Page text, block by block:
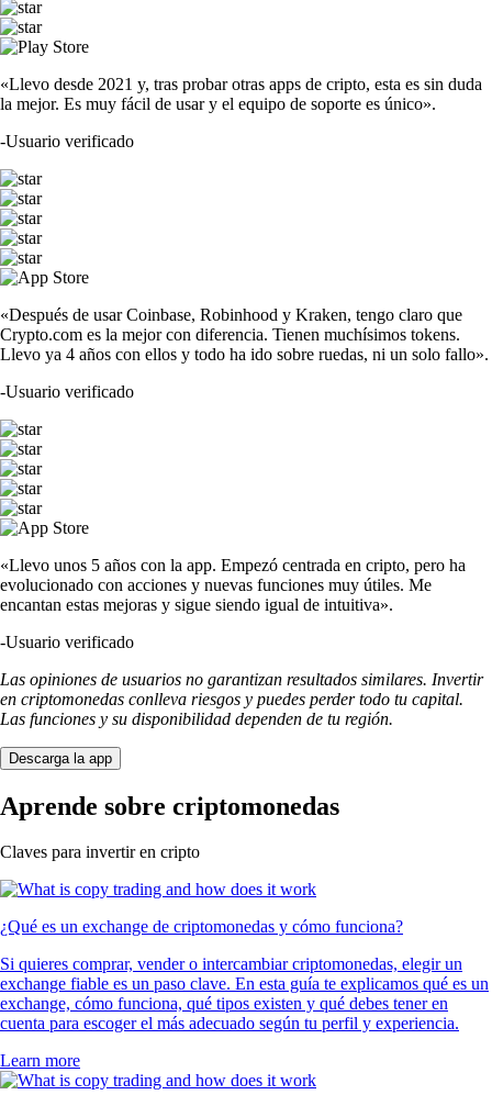
«Llevo desde 2021 y, tras probar otras apps de cripto, esta es sin duda
la mejor. Es muy fácil de usar y el equipo de soporte es único».
-Usuario verificado
«Después de usar Coinbase, Robinhood y Kraken, tengo claro que
Crypto.com es la mejor con diferencia. Tienen muchísimos tokens.
Llevo ya 4 años con ellos y todo ha ido sobre ruedas, ni un solo fallo».
-Usuario verificado
«Llevo unos 5 años con la app. Empezó centrada en cripto, pero ha
evolucionado con acciones y nuevas funciones muy útiles. Me
encantan estas mejoras y sigue siendo igual de intuitiva».
-Usuario verificado
Las opiniones de usuarios no garantizan resultados similares. Invertir
en criptomonedas conlleva riesgos y puedes perder todo tu capital.
Las funciones y su disponibilidad dependen de tu región.
Descarga la app
Aprende sobre criptomonedas
Claves para invertir en cripto
¿Qué es un exchange de criptomonedas y cómo funciona?
Si quieres comprar, vender o intercambiar criptomonedas, elegir un
exchange fiable es un paso clave. En esta guía te explicamos qué es un
exchange, cómo funciona, qué tipos existen y qué debes tener en
cuenta para escoger el más adecuado según tu perfil y experiencia.
Learn more